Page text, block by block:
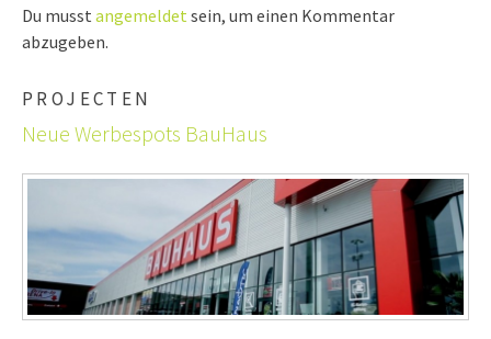
Du musst angemeldet sein, um einen Kommentar
abzugeben.
PROJECTEN
Neue Werbespots BauHaus